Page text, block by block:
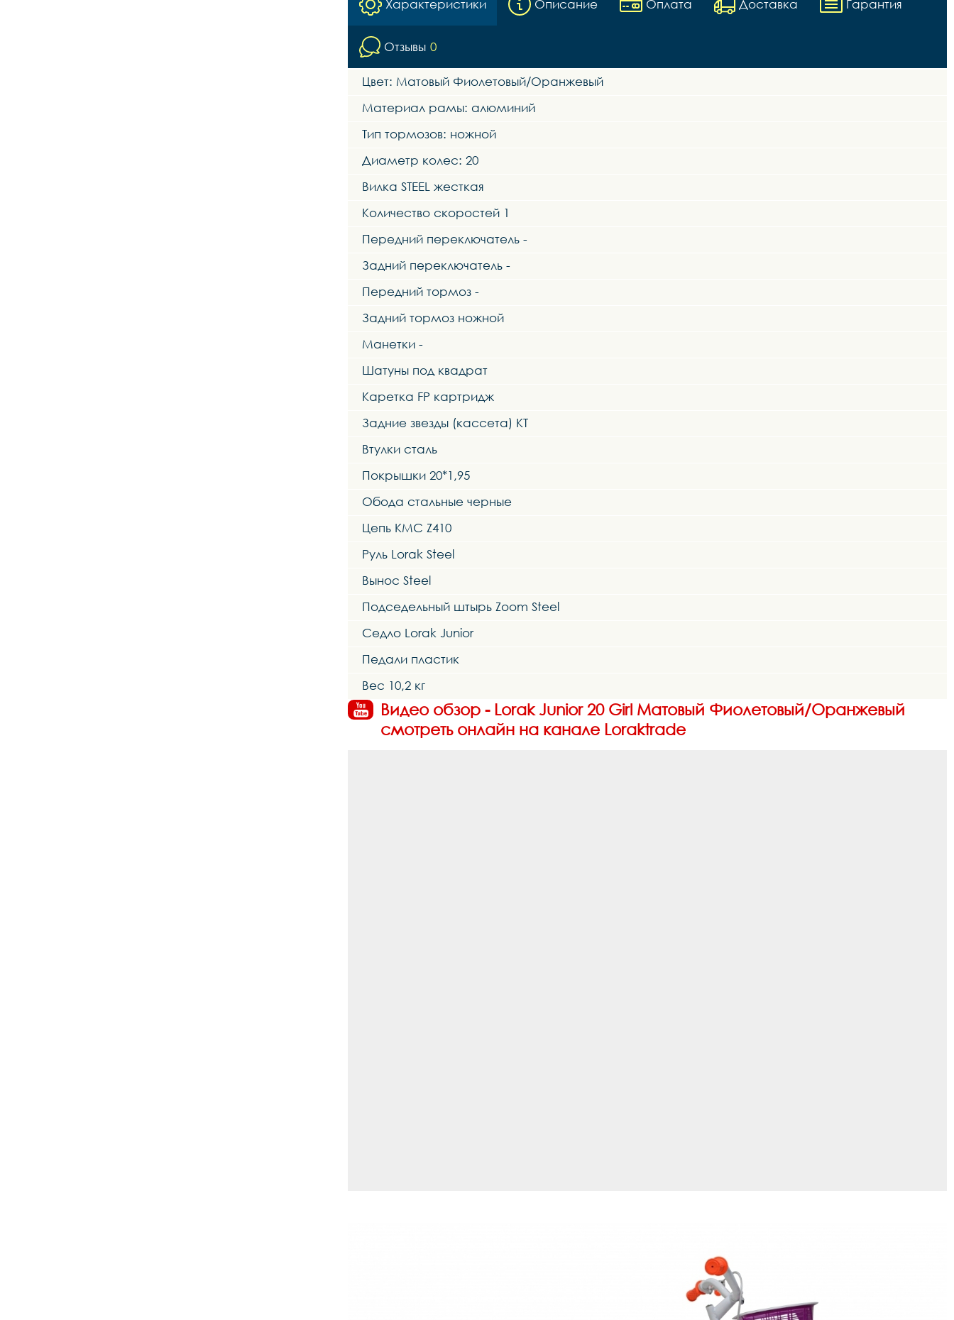
Характеристики Описание Оплата Доставка Гарантия
Отзывы 0
Цвет: Матовый Фиолетовый/Оранжевый
Материал рамы: алюминий
Тип тормозов: ножной
Диаметр колес: 20
Вилка STEEL жесткая
Количество скоростей 1
Передний переключатель -
Задний переключатель -
Передний тормоз -
Задний тормоз ножной
Манетки -
Шатуны под квадрат
Каретка FP картридж
Задние звезды (кассета) KT
Втулки сталь
Покрышки 20*1,95
Обода стальные черные
Цепь KMC Z410
Руль Lorak Steel
Вынос Steel
Подседельный штырь Zoom Steel
Седло Lorak Junior
Педали пластик
Вес 10,2 кг
Видео обзор - Lorak Junior 20 Girl Матовый Фиолетовый/Оранжевый
смотреть онлайн на канале Loraktrade